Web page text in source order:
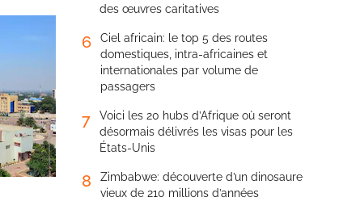
des œuvres caritatives
6
Ciel africain: le top 5 des routes
domestiques, intra-africaines et
internationales par volume de
passagers
7
Voici les 20 hubs d’Afrique où seront
désormais délivrés les visas pour les
États-Unis
8
Zimbabwe: découverte d’un dinosaure
vieux de 210 millions d’années